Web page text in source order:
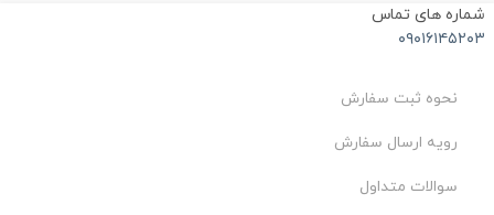
شماره های تماس
۰۹۰۱۶۱۴۵۲۰۳
نحوه ثبت سفارش
رویه ارسال سفارش
سوالات متداول